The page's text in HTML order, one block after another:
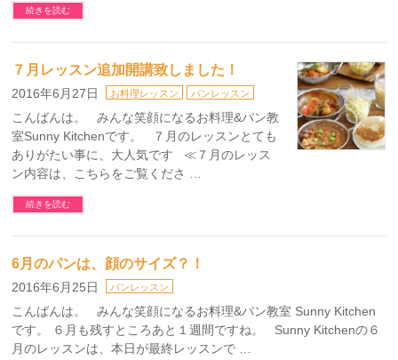
続きを読む
７月レッスン追加開講致しました！
2016年6月27日 お料理レッスン パンレッスン
こんばんは。 みんな笑顔になるお料理&パン教
室Sunny Kitchenです。 ７月のレッスンとても
ありがたい事に、大人気です ≪７月のレッス
ン内容は、こちらをご覧くださ …
続きを読む
6月のパンは、顔のサイズ？！
2016年6月25日 パンレッスン
こんばんは。 みんな笑顔になるお料理&パン教室 Sunny Kitchen
です。 ６月も残すところあと１週間ですね。 Sunny Kitchenの６
月のレッスンは、本日が最終レッスンで …